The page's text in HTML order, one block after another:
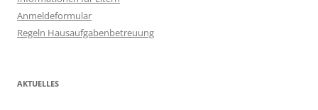
Anmeldeformular
Regeln Hausaufgabenbetreuung
AKTUELLES